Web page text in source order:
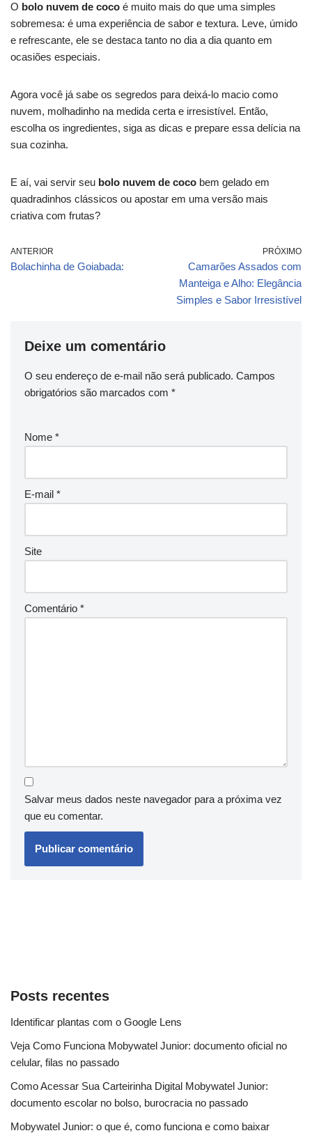
O bolo nuvem de coco é muito mais do que uma simples
sobremesa: é uma experiência de sabor e textura. Leve, úmido
e refrescante, ele se destaca tanto no dia a dia quanto em
ocasiões especiais.
Agora você já sabe os segredos para deixá-lo macio como
nuvem, molhadinho na medida certa e irresistível. Então,
escolha os ingredientes, siga as dicas e prepare essa delícia na
sua cozinha.
E aí, vai servir seu bolo nuvem de coco bem gelado em
quadradinhos clássicos ou apostar em uma versão mais
criativa com frutas?
ANTERIOR
Bolachinha de Goiabada:
PRÓXIMO
Camarões Assados com
Manteiga e Alho: Elegância
Simples e Sabor Irresistível
Deixe um comentário
O seu endereço de e-mail não será publicado. Campos
obrigatórios são marcados com *
Nome *
E-mail *
Site
Comentário *
Salvar meus dados neste navegador para a próxima vez
que eu comentar.
Posts recentes
Identificar plantas com o Google Lens
Veja Como Funciona Mobywatel Junior: documento oficial no
celular, filas no passado
Como Acessar Sua Carteirinha Digital Mobywatel Junior:
documento escolar no bolso, burocracia no passado
Mobywatel Junior: o que é, como funciona e como baixar